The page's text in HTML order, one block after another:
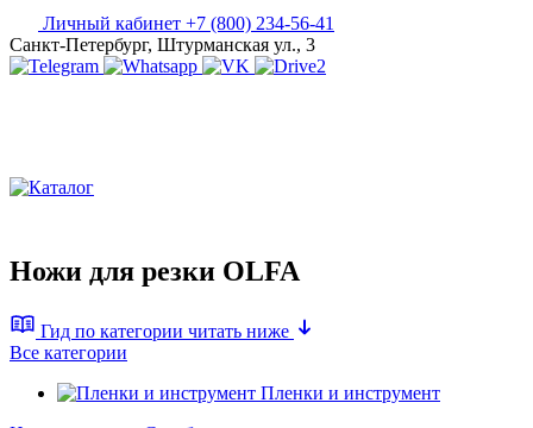
Личный кабинет +7 (800) 234-56-41
Санкт-Петербург, Штурманская ул., 3
Ножи для резки OLFA
Гид по категории читать ниже
Все категории
Пленки и инструмент